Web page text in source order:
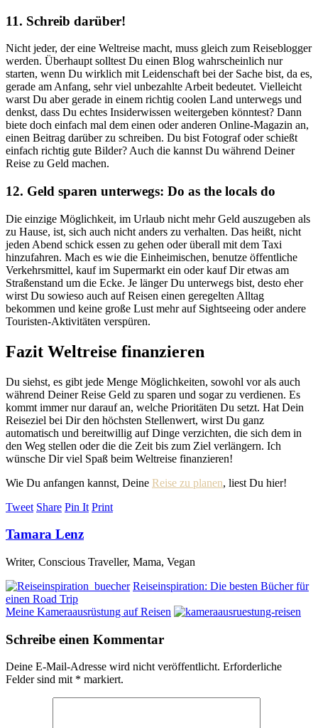
11. Schreib darüber!
Nicht jeder, der eine Weltreise macht, muss gleich zum Reiseblogger
werden. Überhaupt solltest Du einen Blog wahrscheinlich nur
starten, wenn Du wirklich mit Leidenschaft bei der Sache bist, da es,
gerade am Anfang, sehr viel unbezahlte Arbeit bedeutet. Vielleicht
warst Du aber gerade in einem richtig coolen Land unterwegs und
denkst, dass Du echtes Insiderwissen weitergeben könntest? Dann
biete doch einfach mal dem einen oder anderen Online-Magazin an,
einen Beitrag darüber zu schreiben. Du bist Fotograf oder schießt
einfach richtig gute Bilder? Auch die kannst Du während Deiner
Reise zu Geld machen.
12. Geld sparen unterwegs: Do as the locals do
Die einzige Möglichkeit, im Urlaub nicht mehr Geld auszugeben als
zu Hause, ist, sich auch nicht anders zu verhalten. Das heißt, nicht
jeden Abend schick essen zu gehen oder überall mit dem Taxi
hinzufahren. Mach es wie die Einheimischen, benutze öffentliche
Verkehrsmittel, kauf im Supermarkt ein oder kauf Dir etwas am
Straßenstand um die Ecke. Je länger Du unterwegs bist, desto eher
wirst Du sowieso auch auf Reisen einen geregelten Alltag
bekommen und keine große Lust mehr auf Sightseeing oder andere
Touristen-Aktivitäten verspüren.
Fazit Weltreise finanzieren
Du siehst, es gibt jede Menge Möglichkeiten, sowohl vor als auch
während Deiner Reise Geld zu sparen und sogar zu verdienen. Es
kommt immer nur darauf an, welche Prioritäten Du setzt. Hat Dein
Reiseziel bei Dir den höchsten Stellenwert, wirst Du ganz
automatisch und bereitwillig auf Dinge verzichten, die sich dem in
den Weg stellen oder die die Zeit bis zum Ziel verlängern. Ich
wünsche Dir viel Spaß beim Weltreise finanzieren!
Wie Du anfangen kannst, Deine Reise zu planen, liest Du hier!
Tweet Share Pin It Print
Tamara Lenz
Writer, Conscious Traveller, Mama, Vegan
Reiseinspiration: Die besten Bücher für
einen Road Trip
Meine Kameraausrüstung auf Reisen
Schreibe einen Kommentar
Deine E-Mail-Adresse wird nicht veröffentlicht. Erforderliche
Felder sind mit * markiert.